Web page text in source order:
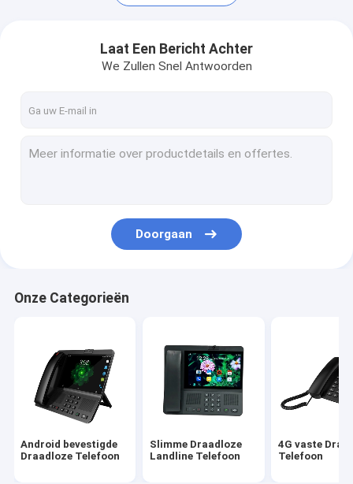
4G vaste Draadloze Telefoon
LTE bevestigde Draadloze Telefoon
SIM Card Wireless Phone
Vaste Draadloze Telefoon met Hotspot
4G de Router van WIFI LTE
Laat Een Bericht Achter
We Zullen Snel Antwoorden
Doorgaan
Onze Categorieën
Android bevestigde
Draadloze Telefoon
Slimme Draadloze
Landline Telefoon
4G vaste
Telefoon